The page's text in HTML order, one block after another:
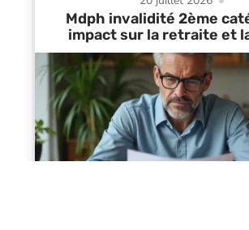
Mdph invalidité 2ème
impact sur la retraite et